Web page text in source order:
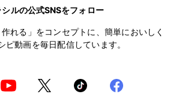
シルの公式SNSをフォロー
作れる」をコンセプトに、簡単においしく
ピ動画を毎日配信しています。